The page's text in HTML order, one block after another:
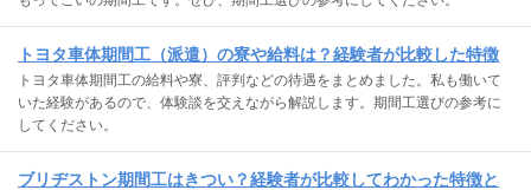
トヨタ車体期間工（派遣）の寮や給料は？経験者が比較した特徴
トヨタ車体期間工の給料や寮、評判などの待遇をまとめました。私も働いて
いた経験があるので、体験談を交えながら解説します。期間工選びの参考に
してください。
ブリヂストン期間工はきつい？経験者が比較してわかった特徴と